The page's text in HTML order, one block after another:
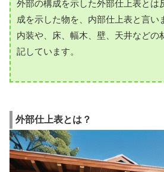
外部の構成を示した外部仕上表とは
成を示した物を、内部仕上表と言い
内装や、床、幅木、壁、天井などの
記しています。
外部仕上表とは？